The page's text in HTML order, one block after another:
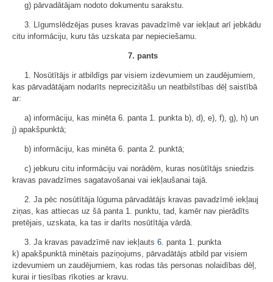
g) pārvadātājam nodoto dokumentu sarakstu.
3. Līgumslēdzējas puses kravas pavadzīmē var iekļaut arī jebkādu
citu informāciju, kuru tās uzskata par nepieciešamu.
7. pants
1. Nosūtītājs ir atbildīgs par visiem izdevumiem un zaudējumiem,
kas pārvadātājam nodarīts neprecizitāšu un neatbilstības dēļ saistībā
ar:
a) informāciju, kas minēta 6. panta 1. punkta b), d), e), f), g), h) un
j) apakšpunktā;
b) informāciju, kas minēta 6. panta 2. punktā;
c) jebkuru citu informāciju vai norādēm, kuras nosūtītājs sniedzis
kravas pavadzīmes sagatavošanai vai iekļaušanai tajā.
2. Ja pēc nosūtītāja lūguma pārvadātājs kravas pavadzīmē iekļauj
ziņas, kas attiecas uz šā panta 1. punktu, tad, kamēr nav pierādīts
pretējais, uzskata, ka tas ir darīts nosūtītāja vārdā.
3. Ja kravas pavadzīmē nav iekļauts 6. panta 1. punkta
k) apakšpunktā minētais paziņojums, pārvadātājs atbild par visiem
izdevumiem un zaudējumiem, kas rodas tās personas nolaidības dēļ,
kurai ir tiesības rīkoties ar kravu.